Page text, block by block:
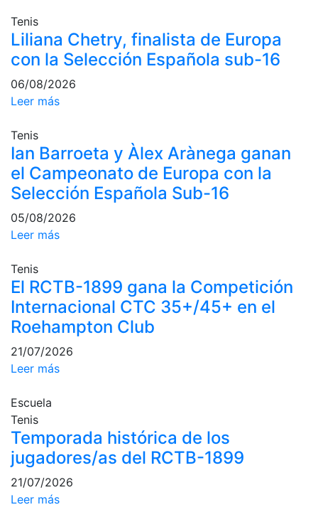
Área social
Activitats
Socials
Salidas
culturales
e
Inspirational
Talks
Calendario de
Actividades
Sociales
mesa
Peñas del Club
Wellness Center
Servicio de
Entrenamientos
personales
Actividades
dirigidas
Piscina
Normativa
Tenis
Liliana Chetry, finalista de Europa
con la Selección Española sub-16
06/08/2026
Leer más
Tenis
Ian Barroeta y Àlex Arànega ganan
el Campeonato de Europa con la
Selección Española Sub-16
05/08/2026
Leer más
Tenis
El RCTB-1899 gana la Competición
Internacional CTC 35+/45+ en el
Roehampton Club
21/07/2026
Leer más
Escuela
Tenis
Temporada histórica de los
jugadores/as del RCTB-1899
21/07/2026
Leer más